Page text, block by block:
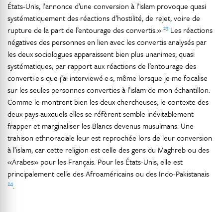
États-Unis, l’annonce d’une conversion à l’islam provoque quasi
systématiquement des réactions d’hostilité, de rejet, voire de
rupture de la part de l’entourage des convertis.» 23 Les réactions
négatives des personnes en lien avec les convertis analysés par
les deux sociologues apparaissent bien plus unanimes, quasi
systématiques, par rapport aux réactions de l’entourage des
converti·e·s que j’ai interviewé·e·s, même lorsque je me focalise
sur les seules personnes converties à l’islam de mon échantillon.
Comme le montrent bien les deux chercheuses, le contexte des
deux pays auxquels elles se réfèrent semble inévitablement
frapper et marginaliser les Blancs devenus musulmans. Une
trahison ethnoraciale leur est reprochée lors de leur conversion
à l’islam, car cette religion est celle des gens du Maghreb ou des
«Arabes» pour les Français. Pour les États-Unis, elle est
principalement celle des Afroaméricains ou des Indo-Pakistanais
24.